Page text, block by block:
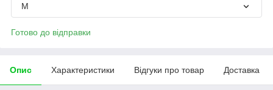
M
Готово до відправки
Опис Характеристики Відгуки про товар Доставка